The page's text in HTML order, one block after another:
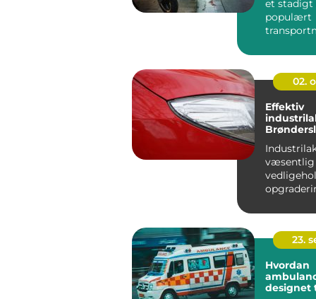
et stadigt
populært
hvilket...
02.
Effektiv
væsentlig
23.
Hvordan
designet